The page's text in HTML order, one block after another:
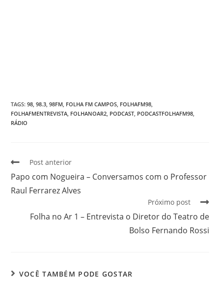
TAGS:98 98.3 98FM FOLHA FM CAMPOS FOLHAFM98
FOLHAFMENTREVISTA FOLHANOAR2 PODCAST PODCASTFOLHAFM98
RÁDIO
Post anterior
Papo com Nogueira – Conversamos com o Professor
Raul Ferrarez Alves
Próximo post
Folha no Ar 1 – Entrevista o Diretor do Teatro de
Bolso Fernando Rossi
VOCÊ TAMBÉM PODE GOSTAR